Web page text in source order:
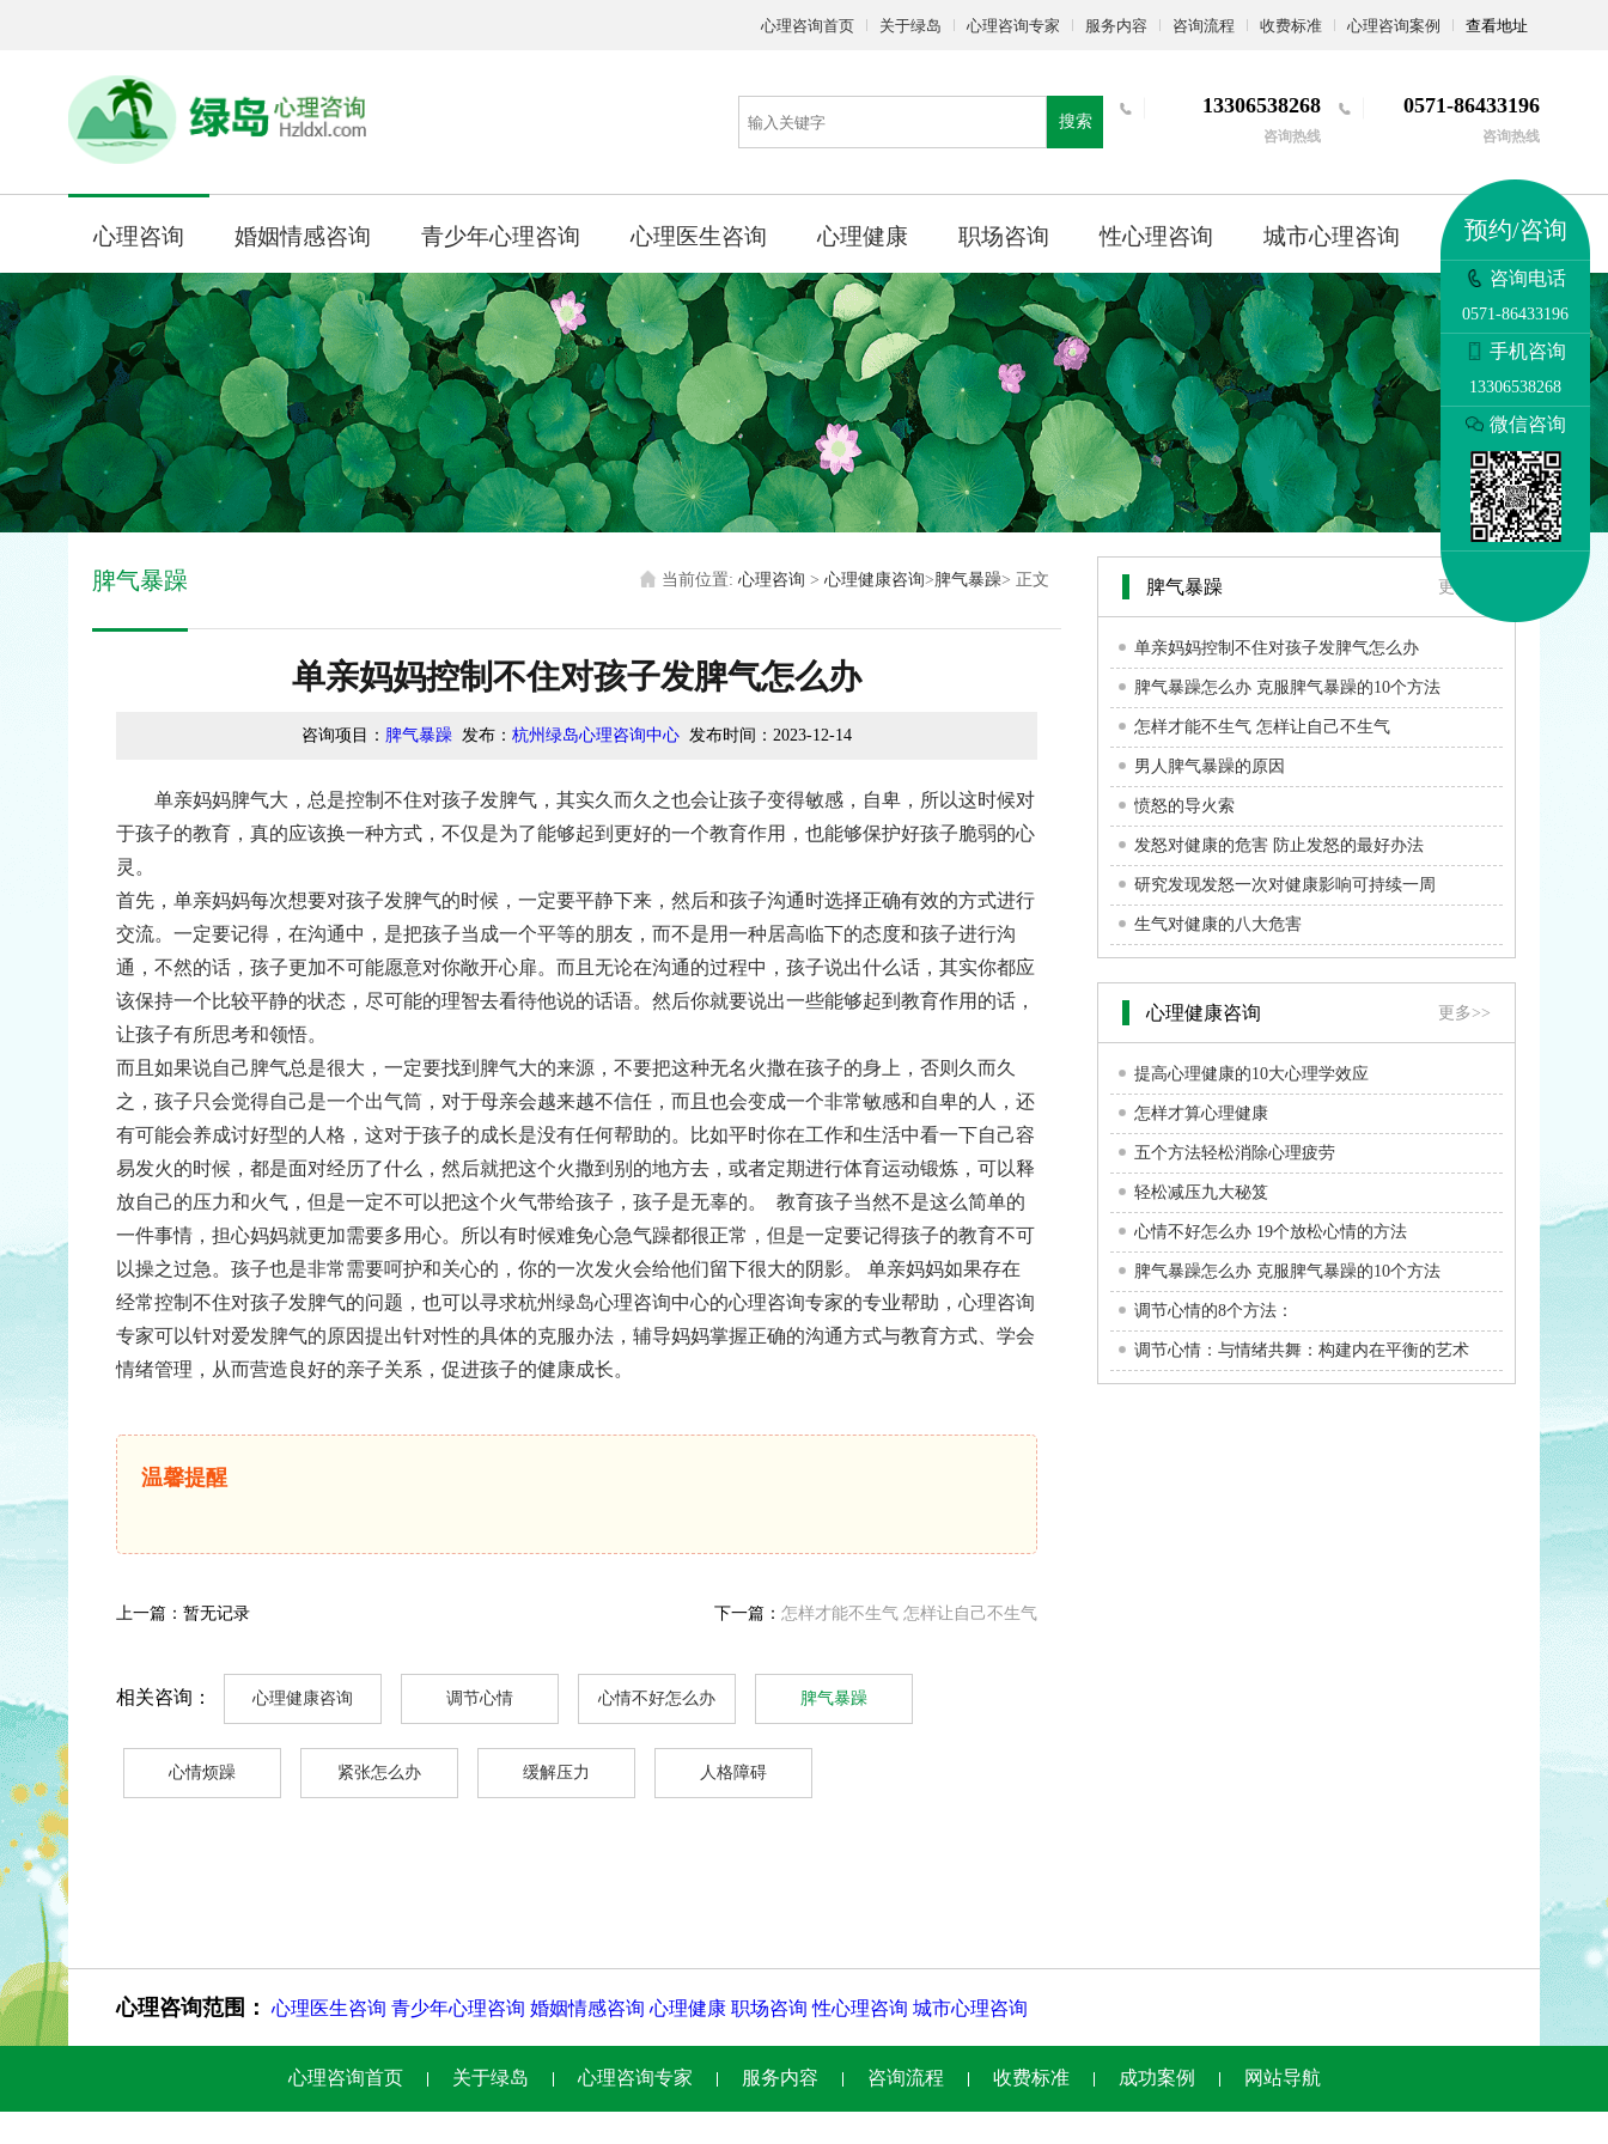
心理咨询首页 关于绿岛 心理咨询专家 服务内容 咨询流程 收费标准 心理咨询案例 查看地址
搜索
13306538268
咨询热线
0571-86433196
咨询热线
心理咨询 婚姻情感咨询 青少年心理咨询 心理医生咨询 心理健康 职场咨询 性心理咨询 城市心理咨询 更多
脾气暴躁 当前位置: 心理咨询 > 心理健康咨询>脾气暴躁> 正文
单亲妈妈控制不住对孩子发脾气怎么办
咨询项目： 脾气暴躁 发布： 杭州绿岛心理咨询中心 发布时间： 2023-12-14
单亲妈妈脾气大，总是控制不住对孩子发脾气，其实久而久之也会让孩子变得敏感，自卑，所以这时候对
于孩子的教育，真的应该换一种方式，不仅是为了能够起到更好的一个教育作用，也能够保护好孩子脆弱的心
灵。
首先，单亲妈妈每次想要对孩子发脾气的时候，一定要平静下来，然后和孩子沟通时选择正确有效的方式进行
交流。一定要记得，在沟通中，是把孩子当成一个平等的朋友，而不是用一种居高临下的态度和孩子进行沟
通，不然的话，孩子更加不可能愿意对你敞开心扉。而且无论在沟通的过程中，孩子说出什么话，其实你都应
该保持一个比较平静的状态，尽可能的理智去看待他说的话语。然后你就要说出一些能够起到教育作用的话，
让孩子有所思考和领悟。
而且如果说自己脾气总是很大，一定要找到脾气大的来源，不要把这种无名火撒在孩子的身上，否则久而久
之，孩子只会觉得自己是一个出气筒，对于母亲会越来越不信任，而且也会变成一个非常敏感和自卑的人，还
有可能会养成讨好型的人格，这对于孩子的成长是没有任何帮助的。比如平时你在工作和生活中看一下自己容
易发火的时候，都是面对经历了什么，然后就把这个火撒到别的地方去，或者定期进行体育运动锻炼，可以释
放自己的压力和火气，但是一定不可以把这个火气带给孩子，孩子是无辜的。
教育孩子当然不是这么简单的
一件事情，担心妈妈就更加需要多用心。所以有时候难免心急气躁都很正常，但是一定要记得孩子的教育不可
以操之过急。孩子也是非常需要呵护和关心的，你的一次发火会给他们留下很大的阴影。
单亲妈妈如果存在
经常控制不住对孩子发脾气的问题，也可以寻求杭州绿岛心理咨询中心的心理咨询专家的专业帮助，心理咨询
专家可以针对爱发脾气的原因提出针对性的具体的克服办法，辅导妈妈掌握正确的沟通方式与教育方式、学会
情绪管理，从而营造良好的亲子关系，促进孩子的健康成长。
温馨提醒
上一篇：暂无记录 下一篇： 怎样才能不生气 怎样让自己不生气
相关咨询： 心理健康咨询 调节心情 心情不好怎么办 脾气暴躁
心情烦躁 紧张怎么办 缓解压力 人格障碍
脾气暴躁 更多>>
单亲妈妈控制不住对孩子发脾气怎么办
脾气暴躁怎么办 克服脾气暴躁的10个方法
怎样才能不生气 怎样让自己不生气
男人脾气暴躁的原因
愤怒的导火索
发怒对健康的危害 防止发怒的最好办法
研究发现发怒一次对健康影响可持续一周
生气对健康的八大危害
心理健康咨询 更多>>
提高心理健康的10大心理学效应
怎样才算心理健康
五个方法轻松消除心理疲劳
轻松减压九大秘笈
心情不好怎么办 19个放松心情的方法
脾气暴躁怎么办 克服脾气暴躁的10个方法
调节心情的8个方法：
调节心情：与情绪共舞：构建内在平衡的艺术
心理咨询范围： 心理医生咨询 青少年心理咨询 婚姻情感咨询 心理健康 职场咨询 性心理咨询 城市心理咨询
预约/咨询
咨询电话
0571-86433196
手机咨询
13306538268
微信咨询
心理咨询首页 关于绿岛 心理咨询专家 服务内容 咨询流程 收费标准 成功案例 网站导航